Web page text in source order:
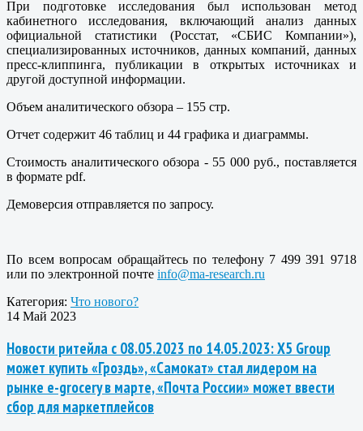
При подготовке исследования был использован метод
кабинетного исследования, включающий анализ данных
официальной статистики (Росстат, «СБИС Компании»),
специализированных источников, данных компаний, данных
пресс-клиппинга, публикации в открытых источниках и
другой доступной информации.
Объем аналитического обзора – 155 стр.
Отчет содержит 46 таблиц и 44 графика и диаграммы.
Стоимость аналитического обзора - 55 000 руб., поставляется
в формате pdf.
Демоверсия отправляется по запросу.
По всем вопросам обращайтесь по телефону 7 499 391 9718
или по электронной почте info@ma-research.ru
Категория: Что нового?
14 Май 2023
Новости ритейла с 08.05.2023 по 14.05.2023: X5 Group
может купить «Гроздь», «Самокат» стал лидером на
рынке e-grocery в марте, «Почта России» может ввести
сбор для маркетплейсов